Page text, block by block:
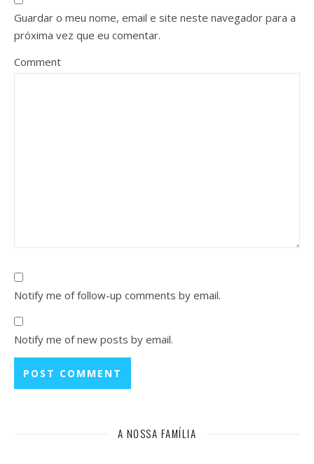
Guardar o meu nome, email e site neste navegador para a
próxima vez que eu comentar.
Comment
Notify me of follow-up comments by email.
Notify me of new posts by email.
A NOSSA FAMÍLIA